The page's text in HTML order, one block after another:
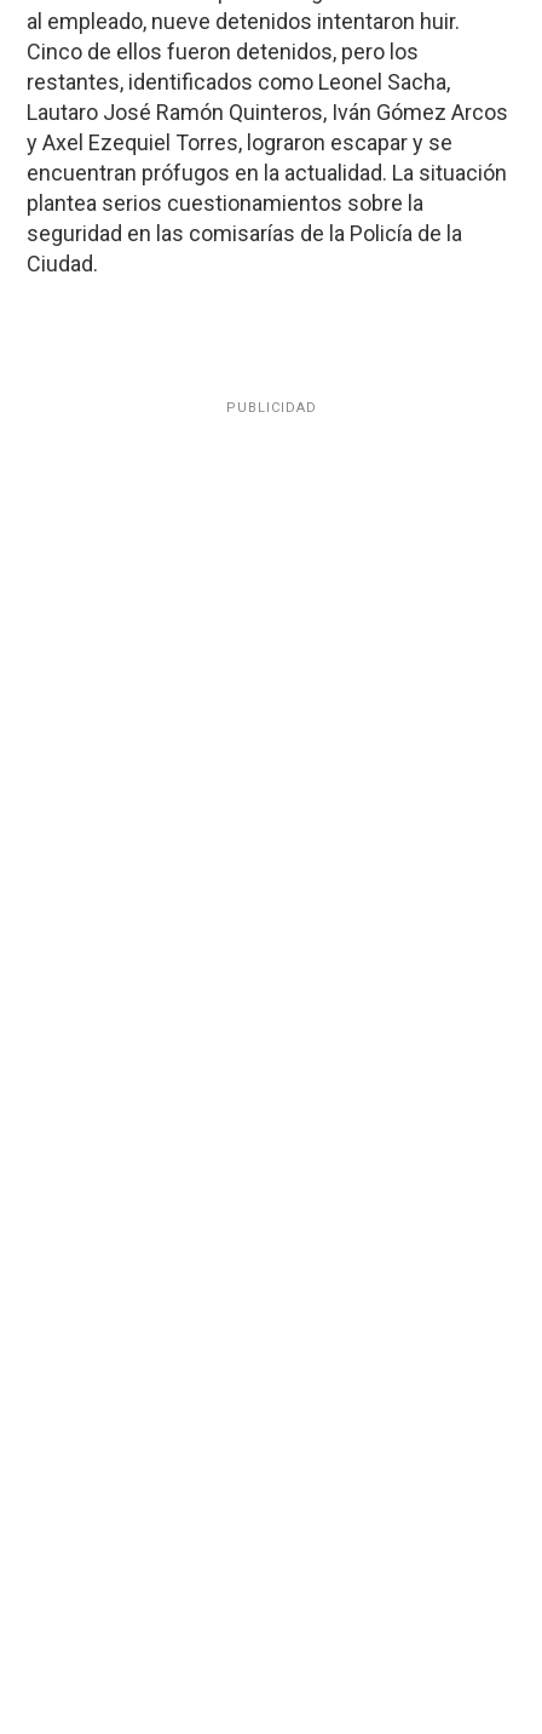
al empleado, nueve detenidos intentaron huir.
Cinco de ellos fueron detenidos, pero los
restantes, identificados como Leonel Sacha,
Lautaro José Ramón Quinteros, Iván Gómez Arcos
y Axel Ezequiel Torres, lograron escapar y se
encuentran prófugos en la actualidad. La situación
plantea serios cuestionamientos sobre la
seguridad en las comisarías de la Policía de la
Ciudad.
PUBLICIDAD